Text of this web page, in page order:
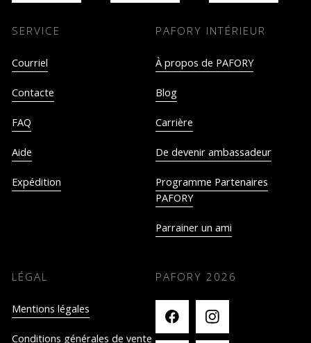
SERVICE
Courriel
Contacte
FAQ
Aide
Expédition
PAFORY INTÉRIEUR
À propos de PAFORY
Blog
Carrière
De devenir ambassadeur
Programme Partenaires
PAFORY
Parrainer un ami
LÉGAL
Mentions légales
Conditions générales de vente
PAFORY 2026